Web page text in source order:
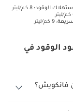
الوقود: 8 كم/ليتر
9 كم/ليتر
الوقود في
فانكويش؟
ليتر.